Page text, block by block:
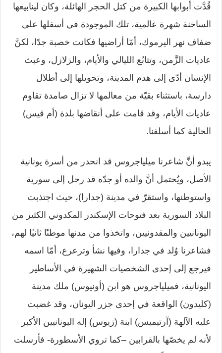
‏قُدَّت أبوابها الكبيرة من كتل الحجر الهائلة، وكان لينابيعها
الساخنة شهرة عالمية، تلك ‏الموجودة في أسفلها على
ضفاف نهر اليرموك، أمّا أراضيها فكانت خصبة جدًا، لكنَّ
‏عاديات الزَّمن، وتتابُع الليالي والأيام، والزلازل، وعبث
الإنسان أدّى إلى هدم المدينة، ‏وتحويلها إلى أطلال
دارسة، باستثناء بقيّة من معالمها لا تزال صامدة تقاوم
عاديات ‏الأيام، وقد قامت على أنقاضها بلدة (أم قيس)
الحالية كما أسلفنا. ‏
يبدو أنَّ شاعرنا ميلياجروس قد انحدر من أسرة يونانية
الأصل، ويُحتمل أنَّ والده أو ‏جدّه قد رحل إلى سورية
واستوطنها، واستقرّ في مدينة (جدارا)، حيث اجتذبت
البلاد ‏السورية بعد فتوحات الإسكندر المكدوني الكثير من
اليونانيين والمقدونيين، واتخذوا ‏من مدنها موطنًا ثانيًا لهم،
فشاعرنا وُلد في جدارا، وفيها نشأ وترعرع، أمّا اسمه
‏فيرجع إلى إحدى الشخصيات الشهيرة في الأساطير
اليونانية، فميلياجروس هو ابن ‏‏(أونيوس) ملك مدينة
(كليدون) الواقعة في إحدى جزر اليونان، وقد غضبت
عليه ‏الآلهة (آرتيميس) ابنة (زيوس) إله اليونانيين الأكبر
لأنه لم يخصّها بالقرابين –كما ‏تروي الأسطورة- فأرسلت